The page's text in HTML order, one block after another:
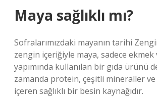
Maya sağlıklı mı?
Sofralarımızdaki mayanın tarihi
zengin içeriğiyle maya, sadece
yapımında kullanılan bir gıda ürünü
zamanda protein, çeşitli mineraller
içeren sağlıklı bir besin kaynağıdır.